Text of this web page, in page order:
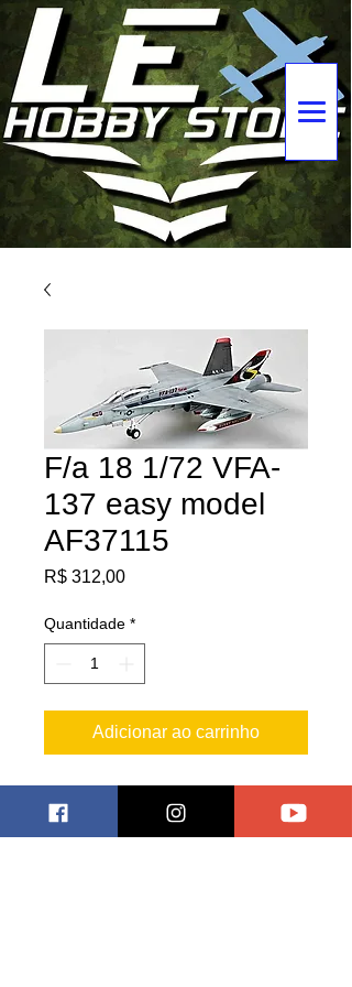
F/a 18 1/72 VFA-
137 easy model
AF37115
R$ 312,00Preço
Quantidade *
Adicionar ao carrinho
Acompanha pedestal!